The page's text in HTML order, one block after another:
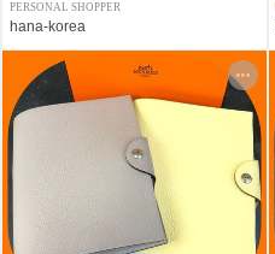
PERSONAL SHOPPER
hana-korea